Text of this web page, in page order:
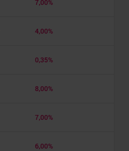
7,00%
4,00%
0,35%
8,00%
7,00%
6,00%